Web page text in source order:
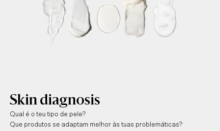
Skin diagnosis
Qual é o teu tipo de pele?
Que produtos se adaptam melhor às tuas problemáticas?